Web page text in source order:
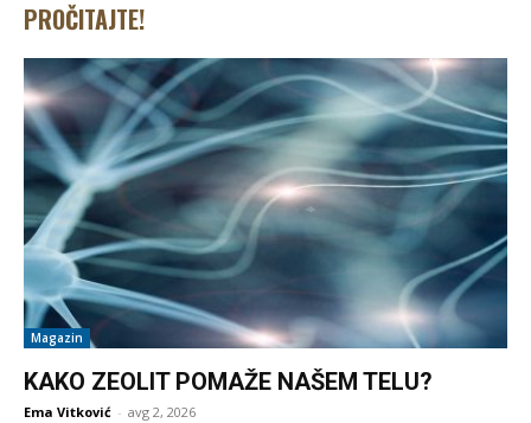
PROČITAJTE!
Magazin
KAKO ZEOLIT POMAŽE NAŠEM TELU?
Ema Vitković - avg 2, 2026